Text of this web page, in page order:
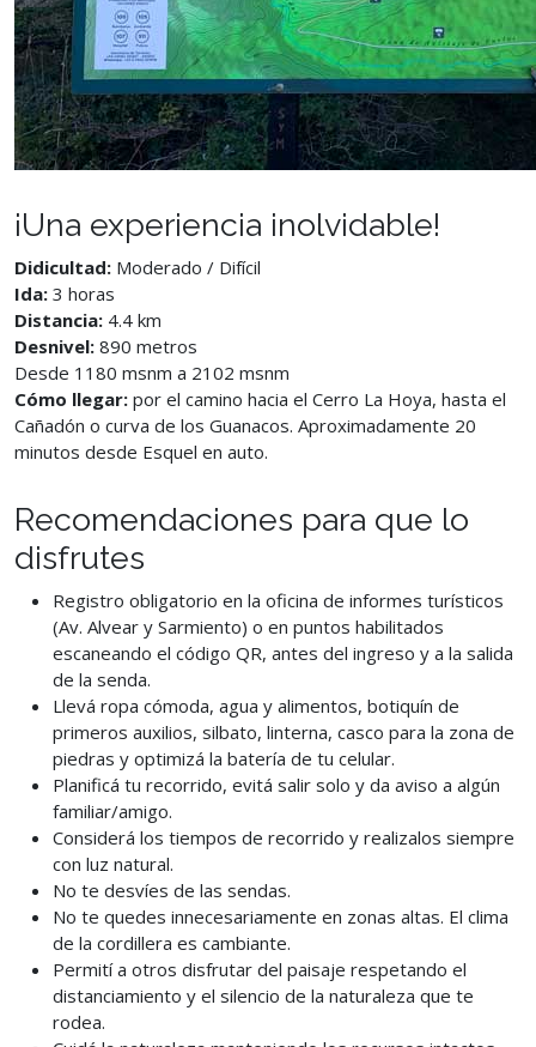
¡Una experiencia inolvidable!
Didicultad: Moderado / Difícil
Ida: 3 horas
Distancia: 4.4 km
Desnivel: 890 metros
Desde 1180 msnm a 2102 msnm
Cómo llegar: por el camino hacia el Cerro La Hoya, hasta el
Cañadón o curva de los Guanacos. Aproximadamente 20
minutos desde Esquel en auto.
Recomendaciones para que lo
disfrutes
Registro obligatorio en la oficina de informes turísticos
(Av. Alvear y Sarmiento) o en puntos habilitados
escaneando el código QR, antes del ingreso y a la salida
de la senda.
Llevá ropa cómoda, agua y alimentos, botiquín de
primeros auxilios, silbato, linterna, casco para la zona de
piedras y optimizá la batería de tu celular.
Planificá tu recorrido, evitá salir solo y da aviso a algún
familiar/amigo.
Considerá los tiempos de recorrido y realizalos siempre
con luz natural.
No te desvíes de las sendas.
No te quedes innecesariamente en zonas altas. El clima
de la cordillera es cambiante.
Permití a otros disfrutar del paisaje respetando el
distanciamiento y el silencio de la naturaleza que te
rodea.